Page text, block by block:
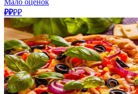
Мало оценок
₽₽₽₽